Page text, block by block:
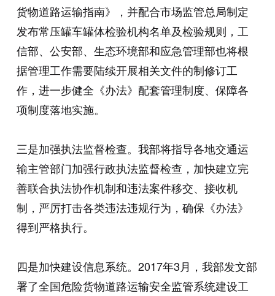
货物道路运输指南》，并配合市场监管总局制定
发布常压罐车罐体检验机构名单及检验规则，工
信部、公安部、生态环境部和应急管理部也将根
据管理工作需要陆续开展相关文件的制修订工
作，进一步健全《办法》配套管理制度、保障各
项制度落地实施。
三是加强执法监督检查。我部将指导各地交通运
输主管部门加强行政执法监督检查，加快建立完
善联合执法协作机制和违法案件移交、接收机
制，严厉打击各类违法违规行为，确保《办法》
得到严格执行。
四是加快建设信息系统。2017年3月，我部发文部
署了全国危险货物道路运输安全监管系统建设工